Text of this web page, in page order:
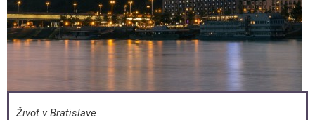
Život v Bratislave